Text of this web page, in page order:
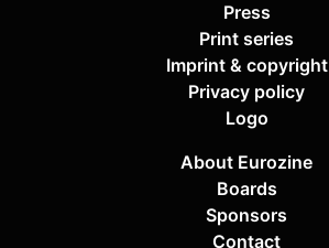
Press
Print series
Imprint & copyright
Privacy policy
Logo
About Eurozine
Boards
Sponsors
Contact